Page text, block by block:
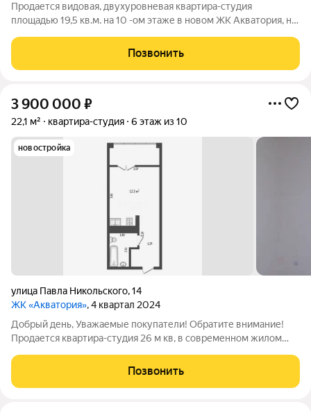
Продается видовая, двухуровневая квартира-студия
площадью 19,5 кв.м. на 10 -ом этаже в новом ЖК Акватория, на
черновой отделке. Сан узел совмещен. Новый современный
жилой комплекс из
Позвонить
3 900 000 ₽
22,1 м² квартира-студия 6 этаж из 10
новостройка
улица Павла Никольского,14
ЖК «Акватория», 4 квартал 2024
Добрый день, Уважаемые покупатели! Обратите внимание!
Продается квартира-студия 26 м кв, в современном жилом
экологически чистом месте. Рядом лес и озеро.Дома
возведены в тихом месте,при этом
Позвонить